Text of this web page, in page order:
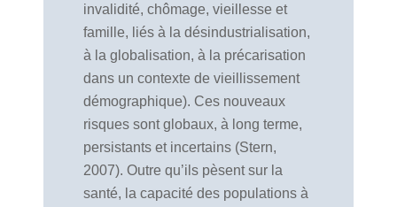
invalidité, chômage, vieillesse et
famille, liés à la désindustrialisation,
à la globalisation, à la précarisation
dans un contexte de vieillissement
démographique). Ces nouveaux
risques sont globaux, à long terme,
persistants et incertains (Stern,
2007). Outre qu’ils pèsent sur la
santé, la capacité des populations à